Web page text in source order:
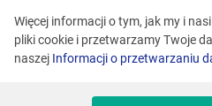
Monika Siara-Bramora
Więcej informacji o tym, jak my i
pliki cookie i przetwarzamy Twoje
naszej Informacji o przetwarzaniu